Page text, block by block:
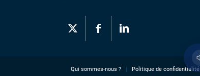
Qui sommes-nous ? Politique de confidentialité